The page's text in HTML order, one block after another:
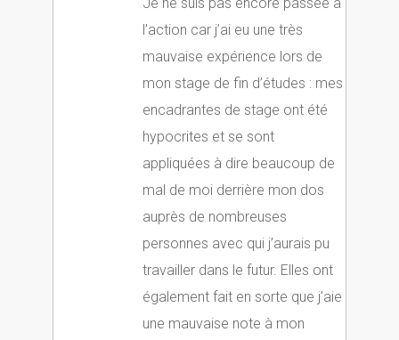
l’action car j’ai eu une très
mauvaise expérience lors de
mon stage de fin d’études : mes
encadrantes de stage ont été
hypocrites et se sont
appliquées à dire beaucoup de
mal de moi derrière mon dos
auprès de nombreuses
personnes avec qui j’aurais pu
travailler dans le futur. Elles ont
également fait en sorte que j’aie
une mauvaise note à mon